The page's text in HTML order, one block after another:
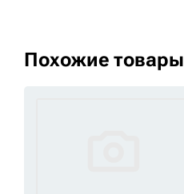
Похожие товары